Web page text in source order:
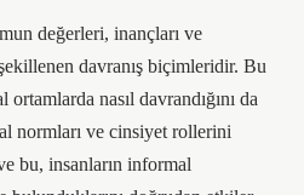
değerleri, inançları ve
davranış biçimleridir. Bu
nasıl davrandığını da
normları ve cinsiyet rollerini
bu, insanların informal